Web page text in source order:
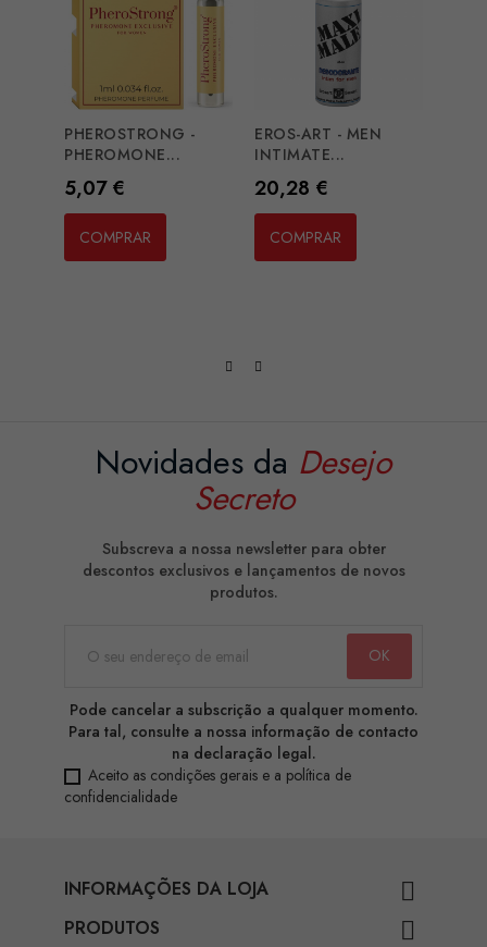
PHEROSTRONG -
PHEROMONE...
Preço
5,07 €
COMPRAR
EROS-ART - MEN
INTIMATE...
Preço
20,28 €
COMPRAR
Novidades da Desejo
Secreto
Subscreva a nossa newsletter para obter
descontos exclusivos e lançamentos de novos
produtos.
Pode cancelar a subscrição a qualquer momento.
Para tal, consulte a nossa informação de contacto
na declaração legal.
Aceito as condições gerais e a política de
confidencialidade
INFORMAÇÕES DA LOJA 
PRODUTOS 